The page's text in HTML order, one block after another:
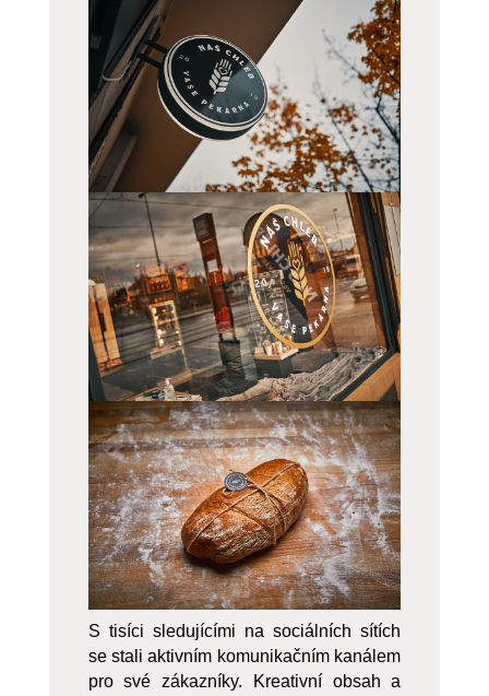
S tisíci sledujícími na sociálních sítích
se stali aktivním komunikačním kanálem
pro své zákazníky. Kreativní obsah a